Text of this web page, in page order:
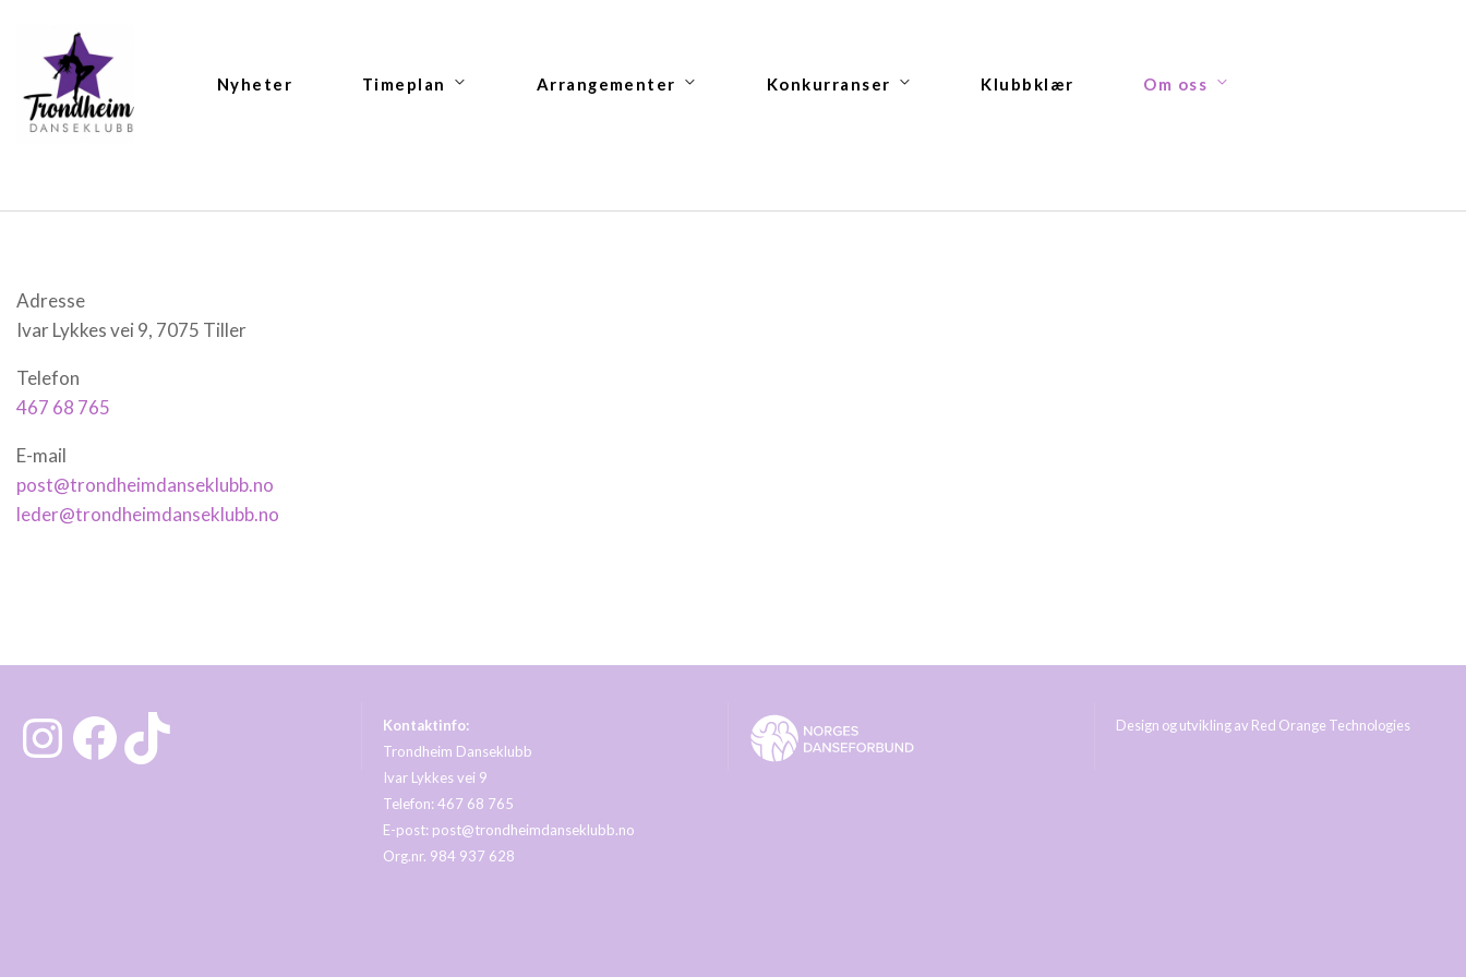
Nyheter Timeplan Arrangementer Konkurranser Klubbklær Om oss
Adresse
Ivar Lykkes vei 9, 7075 Tiller
Telefon
467 68 765
E-mail
post@trondheimdanseklubb.no
leder@trondheimdanseklubb.no
Instagram Facebook TikTok
Kontaktinfo:
Trondheim Danseklubb
Ivar Lykkes vei 9
Telefon: 467 68 765
E-post: post@trondheimdanseklubb.no
Org.nr. 984 937 628
Design og utvikling av Red Orange Technologies